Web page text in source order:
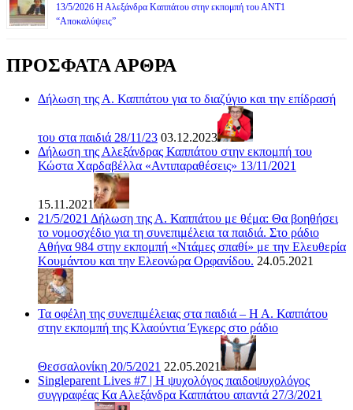
13/5/2026 Η Αλεξάνδρα Καππάτου στην εκπομπή του ΑΝΤ1
“Αποκαλύψεις”
ΠΡΟΣΦΑΤΑ ΑΡΘΡΑ
Δήλωση της Α. Καππάτου για το διαζύγιο και την επίδρασή
του στα παιδιά 28/11/23 03.12.2023
Δήλωση της Αλεξάνδρας Καππάτου στην εκπομπή του
Κώστα Χαρδαβέλλα «Αντιπαραθέσεις» 13/11/2021
15.11.2021
21/5/2021 Δήλωση της Α. Καππάτου με θέμα: Θα βοηθήσει
το νομοσχέδιο για τη συνεπιμέλεια τα παιδιά. Στο ράδιο
Αθήνα 984 στην εκπομπή «Ντάμες σπαθί» με την Ελευθερία
Κουμάντου και την Ελεονώρα Ορφανίδου. 24.05.2021
Τα οφέλη της συνεπιμέλειας στα παιδιά – Η Α. Καππάτου
στην εκπομπή της Κλαούντια Έγκερς στο ράδιο
Θεσσαλονίκη 20/5/2021 22.05.2021
Singleparent Lives #7 | H ψυχολόγος παιδοψυχολόγος
συγγραφέας Κα Αλεξάνδρα Καππάτου απαντά 27/3/2021